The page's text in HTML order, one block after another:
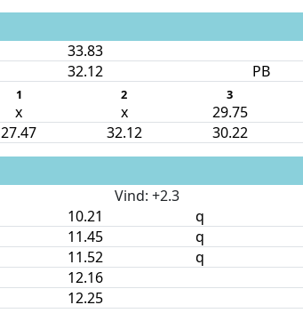
33.83
32.12 PB
1 2 3
x x 29.75
27.47 32.12 30.22
Vind: +2.3
10.21
q
11.45
q
11.52
q
12.16
12.25